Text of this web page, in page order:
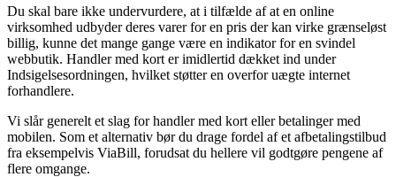
Du skal bare ikke undervurdere, at i tilfælde af at en online
virksomhed udbyder deres varer for en pris der kan virke grænseløst
billig, kunne det mange gange være en indikator for en svindel
webbutik. Handler med kort er imidlertid dækket ind under
Indsigelsesordningen, hvilket støtter en overfor uægte internet
forhandlere.
Vi slår generelt et slag for handler med kort eller betalinger med
mobilen. Som et alternativ bør du drage fordel af et afbetalingstilbud
fra eksempelvis ViaBill, forudsat du hellere vil godtgøre pengene af
flere omgange.